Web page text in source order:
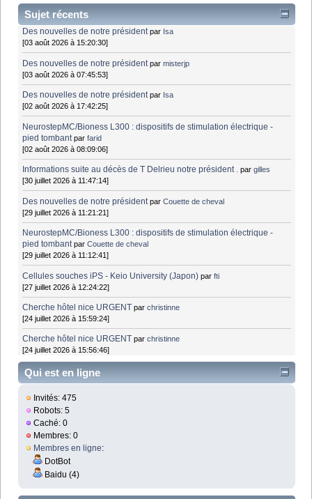
Sujet récents
Des nouvelles de notre président par Isa
[03 août 2026 à 15:20:30]
Des nouvelles de notre président parmisterjp
[03 août 2026 à 07:45:53]
Des nouvelles de notre président par Isa
[02 août 2026 à 17:42:25]
NeurostepMC/Bioness L300 : dispositifs de stimulation électrique -
pied tombant parfarid
[02 août 2026 à 08:09:06]
Informations suite au décès de T Delrieu notre président . pargilles
[30 juillet 2026 à 11:47:14]
Des nouvelles de notre président parCouette de cheval
[29 juillet 2026 à 11:21:21]
NeurostepMC/Bioness L300 : dispositifs de stimulation électrique -
pied tombant parCouette de cheval
[29 juillet 2026 à 11:12:41]
Cellules souches iPS - Keio University (Japon) parfti
[27 juillet 2026 à 12:24:22]
Cherche hôtel nice URGENT parchristinne
[24 juillet 2026 à 15:59:24]
Cherche hôtel nice URGENT parchristinne
[24 juillet 2026 à 15:56:46]
Qui est en ligne
Invités: 475
Robots: 5
Caché: 0
Membres: 0
Membres en ligne:
DotBot
Baidu (4)